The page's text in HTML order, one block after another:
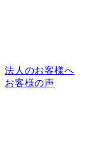
法人のお客様へ
お客様の声